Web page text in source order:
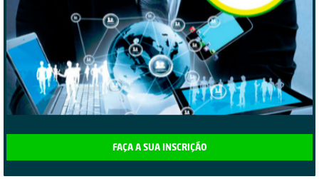
FAÇA A SUA INSCRIÇÃO